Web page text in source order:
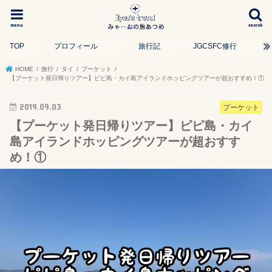
search
menu
TOP プロフィール 旅行記 JGCSFC修行
HOME 旅行 タイ
プーケット
【プーケット発日帰りツアー】ピピ島・カイ島アイランドホッピングツアーが超おすすめ！①
プーケット
2019.09.03
【プーケット発日帰りツアー】ピピ島・カイ
島アイランドホッピングツアーが超おすす
め！①